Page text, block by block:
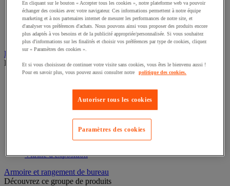
Petites fournitures
Papier, fiche Bristol et carte de visite
Cahier, bloc et Post-it®
Écriture
Décoration
Découvrez ce groupe de produits
Décoration de fêtes
Plante artificielle pour bureau
Carte géographique
Vitrine d'exposition
Armoire et rangement de bureau
Découvrez ce groupe de produits
En cliquant sur le bouton « Accepter tous les cookies », notre plateforme web va pouvoir
échanger des cookies avec votre navigateur. Ces informations permettent à notre équipe
marketing et à nos partenaires internet de mesurer les performances de notre site, et
d'analyser vos préférences d'achats. Nous pouvons ainsi vous proposer des produits encore
plus adaptés à vos besoins et de la publicité appropriée/personnalisée. Si vous souhaitez
plus d'informations sur les finalités et choisir vos préférences par type de cookies, cliquez
sur « Paramètres des cookies ».
Et si vous choisissez de continuer votre visite sans cookies, vous êtes le bienvenu aussi !
Pour en savoir plus, vous pouvez aussi consulter notre
politique des cookies.
Autoriser tous les cookies
Paramètres des cookies